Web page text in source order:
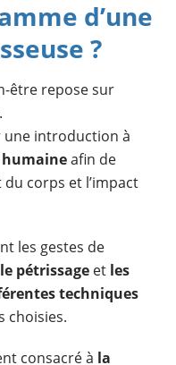
d’une
?
être repose sur
une introduction à
humaineafin de
corps et l’impact
les gestes de
le pétrissage et les
techniques
choisies.
consacré à la